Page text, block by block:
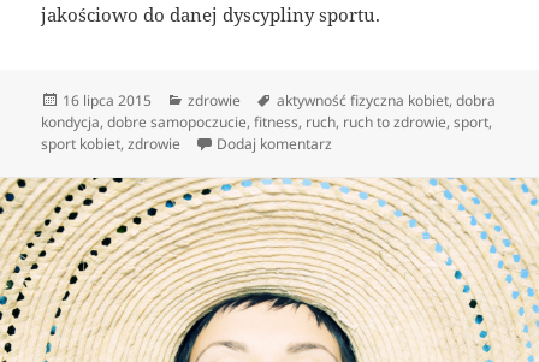
jakościowo do danej dyscypliny sportu.
Data
publikacji
16 lipca 2015 Kategorie
zdrowie Tagi
aktywność fizyczna kobiet,dobra
kondycja,dobre samopoczucie,fitness, ruch, ruch to zdrowie,sport,
sport kobiet,zdrowie Dodaj komentarz